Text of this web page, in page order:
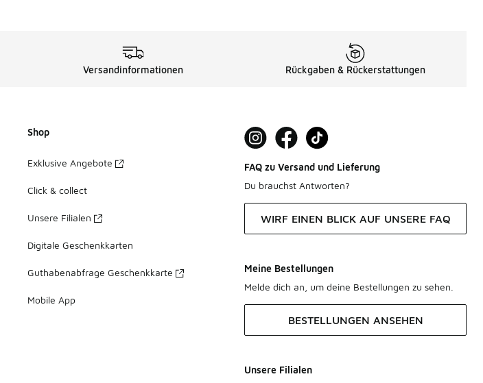
Versandinformationen Rückgaben & Rückerstattungen
Shop
Exklusive Angebote
Click & collect
Unsere Filialen
Digitale Geschenkkarten
Guthabenabfrage Geschenkkarte
Mobile App
FAQ zu Versand und Lieferung
Du brauchst Antworten?
WIRF EINEN BLICK AUF UNSERE FAQ
Meine Bestellungen
Melde dich an, um deine Bestellungen zu sehen.
BESTELLUNGEN ANSEHEN
Unsere Filialen